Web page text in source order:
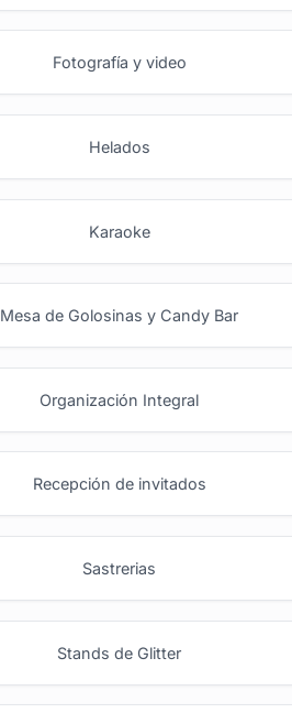
Fotografía y video
Helados
Karaoke
Mesa de Golosinas y Candy Bar
Organización Integral
Recepción de invitados
Sastrerias
Stands de Glitter